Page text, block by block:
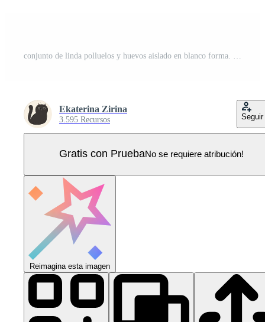
Ekaterina Zirina
3.595 Recursos Seguir
Gratis con PruebaNo se requiere atribución!
Reimagina esta imagen